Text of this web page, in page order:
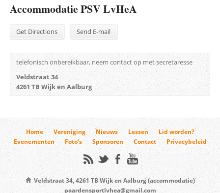
Accommodatie PSV LvHeA
Get Directions Send E-mail
telefonisch onbereikbaar, neem contact op met secretaresse
Veldstraat 34
4261 TB Wijk en Aalburg
Home Vereniging Nieuws Lessen
Lid worden?
Evenementen
Foto’s Sponsoren Contact Privacybeleid
Veldstraat 34, 4261 TB Wijk en Aalburg (accommodatie)
paardensportlvhea@gmail.com